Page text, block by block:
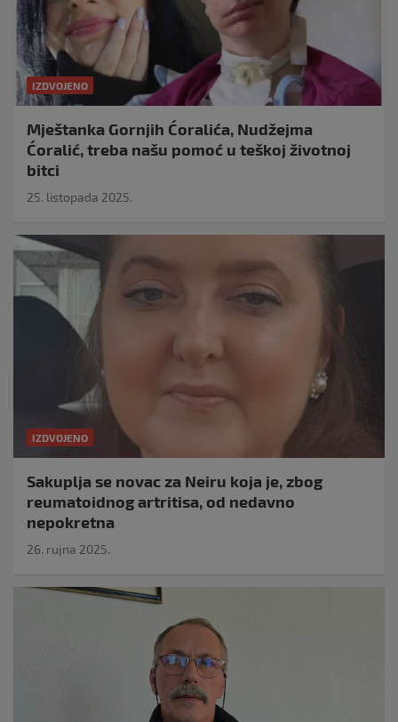
IZDVOJENO
Mještanka Gornjih Ćoralića, Nudžejma
Ćoralić, treba našu pomoć u teškoj životnoj
bitci
25. listopada 2025.
IZDVOJENO
Sakuplja se novac za Neiru koja je, zbog
reumatoidnog artritisa, od nedavno
nepokretna
26. rujna 2025.